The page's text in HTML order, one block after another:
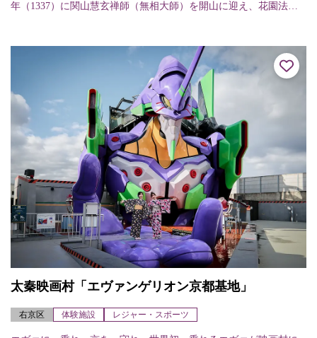
年（1337）に関山慧玄禅師（無相大師）を開山に迎え、花園法皇
式で日本随一と...
太秦映画村「エヴァンゲリオン京都基地」
右京区 体験施設 レジャー・スポーツ